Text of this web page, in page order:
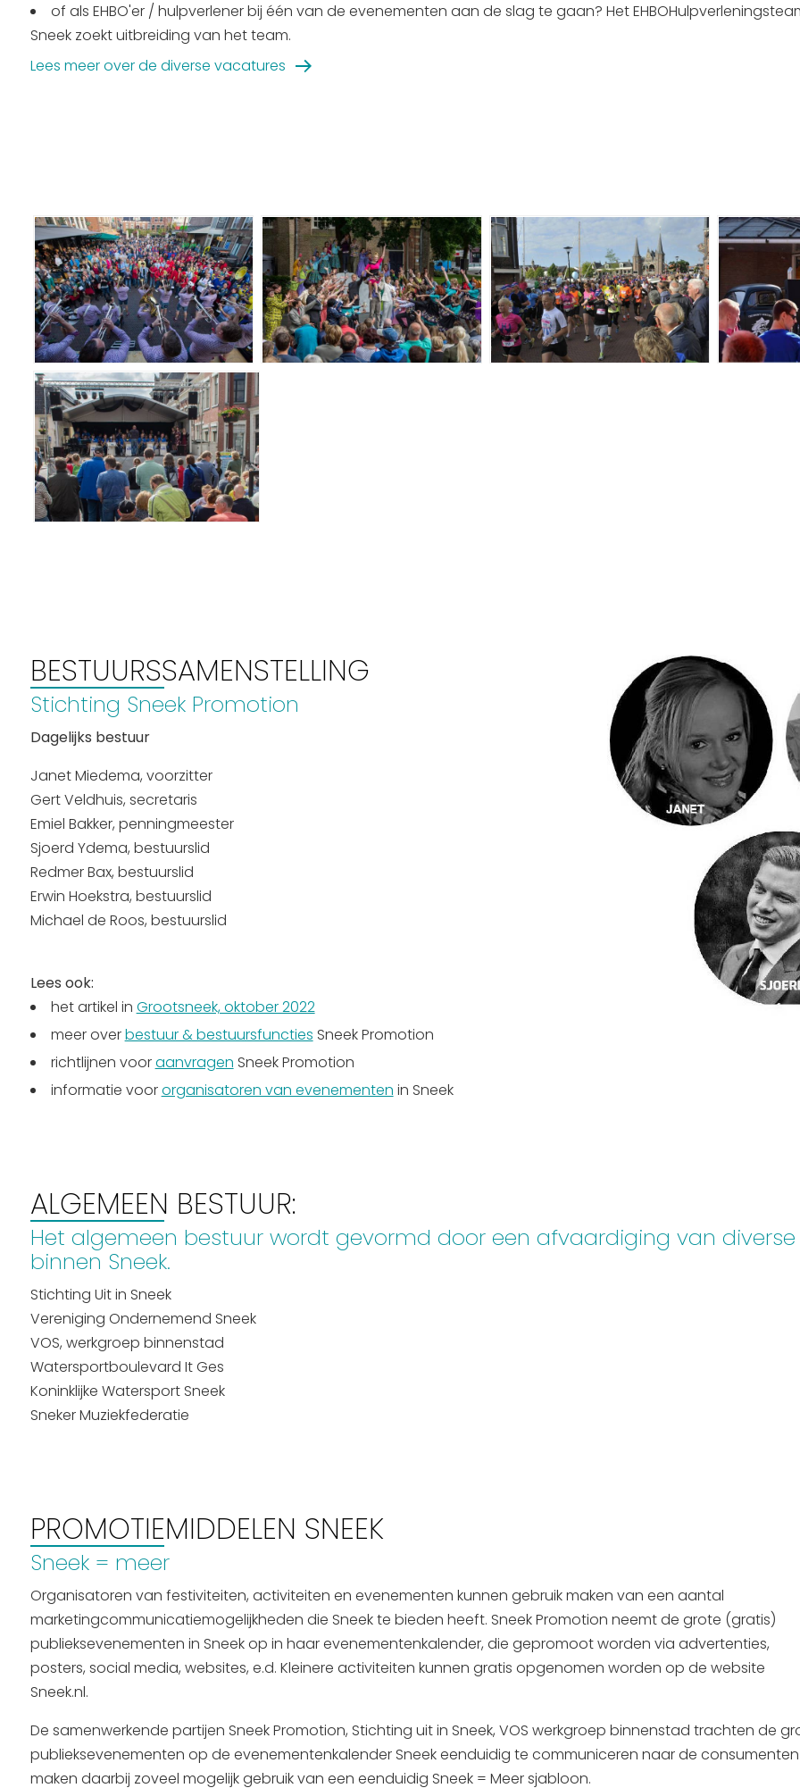
of als EHBO'er / hulpverlener bij één van de evenementen aan de slag te gaan? Het
Sneek zoekt uitbreiding van het team.
Lees meer over de diverse vacatures
BESTUURSSAMENSTELLING
Stichting Sneek Promotion
Dagelijks bestuur
Janet Miedema, voorzitter
Gert Veldhuis, secretaris
Emiel Bakker, penningmeester
Sjoerd Ydema, bestuurslid
Redmer Bax, bestuurslid
Erwin Hoekstra, bestuurslid
Michael de Roos, bestuurslid
Lees ook:
het artikel in Grootsneek, oktober 2022
meer overbestuur & bestuursfuncties Sneek Promotion
richtlijnen vooraanvragen Sneek Promotion
informatie voororganisatoren van evenementen in Sneek
ALGEMEEN BESTUUR:
Het algemeen bestuur wordt gevormd door een afvaardiging van
binnen Sneek.
Stichting Uit in Sneek
Vereniging Ondernemend Sneek
VOS, werkgroep binnenstad
Watersportboulevard It Ges
Koninklijke Watersport Sneek
Sneker Muziekfederatie
PROMOTIEMIDDELEN SNEEK
Sneek = meer
Organisatoren van festiviteiten, activiteiten en evenementen kunnen gebruik maken van een aantal
marketingcommunicatiemogelijkheden die Sneek te bieden heeft. Sneek Promotion neemt de grote (gratis)
publieksevenementen in Sneek op in haar evenementenkalender, die gepromoot worden via advertenties,
posters, social media, websites, e.d. Kleinere activiteiten kunnen gratis opgenomen worden op de website
Sneek.nl.
De samenwerkende partijen Sneek Promotion, Stichting uit in Sneek, VOS werkgroep binnenstad trachten de
publieksevenementen op de evenementenkalender Sneek eenduidig te communiceren naar de
maken daarbij zoveel mogelijk gebruik van een eenduidig Sneek = Meer sjabloon.